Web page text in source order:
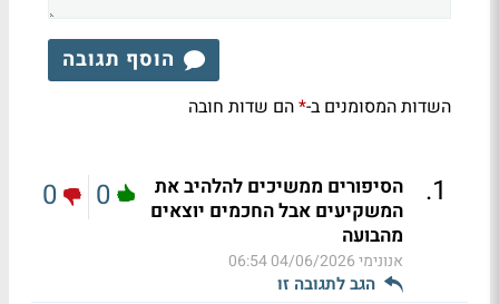
הוסף תגובה
השדות המסומנים ב-*הם שדות חובה
1
.
הסיפורים ממשיכים להלהיב את
המשקיעים אבל החכמים יוצאים
מהבועה
אנונימי04/06/2026 06:54
הגב לתגובה זו
0
0